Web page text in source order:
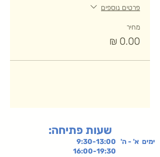
פרטים נוספים
מחיר
:שעות פתיחה
ימים א' - ה' 9:30-13:00